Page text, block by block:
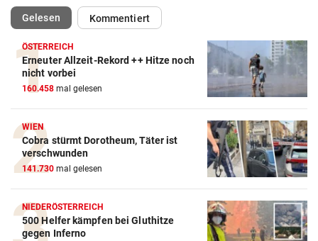
Gelesen(ausgewählt)Kommentiert
ÖSTERREICH
Erneuter Allzeit-Rekord ++ Hitze noch
nicht vorbei
160.458 mal gelesen
WIEN
Cobra stürmt Dorotheum, Täter ist
verschwunden
141.730 mal gelesen
NIEDERÖSTERREICH
500 Helfer kämpfen bei Gluthitze
gegen Inferno
Action-Cam Vergleich
ZUM VERGLEICH
Crosstrainer Vergleich
ZUM VERGLEICH